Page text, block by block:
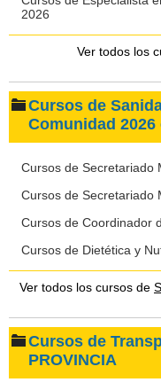
2026
Ver todos los
Cursos de
Comunidad 2026
Cursos de Secretariado
Cursos de Secretariado
Cursos de Coordinador
Cursos de Dietética y
Ver todos los cursos de
Cursos de
PROVINCIA